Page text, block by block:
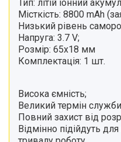
Тип: літій іонний
Місткість: 8800 mAh
Низький рівень
Напруга: 3.7 V;
Розмір: 65х18 мм
Комплектація: 1 шт.
Висока ємність;
Великий термін
Повний захист від
Відмінно підійдуть